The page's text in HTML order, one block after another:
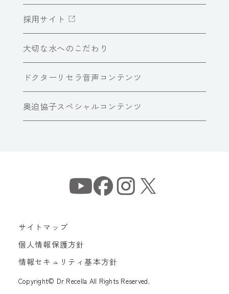
採用サイト
大切な水へのこだわり
ドクターリセラ音声コンテンツ
奥迫協子スペシャルコンテンツ
サイトマップ
個人情報保護方針
情報セキュリティ基本方針
Copyright© Dr Recella All Rights Reserved.